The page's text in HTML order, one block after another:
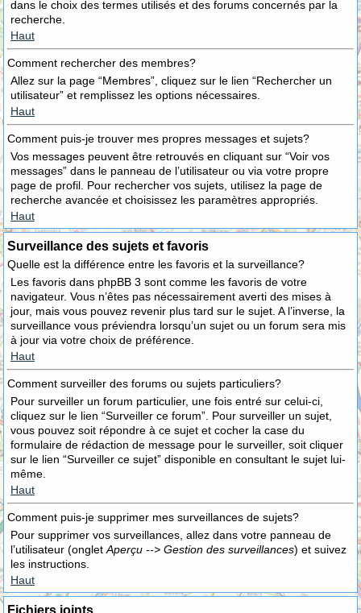
dans le choix des termes utilisés et des forums concernés par la
recherche.
Haut
Comment rechercher des membres?
Allez sur la page “Membres”, cliquez sur le lien “Rechercher un
utilisateur” et remplissez les options nécessaires.
Haut
Comment puis-je trouver mes propres messages et sujets?
Vos messages peuvent être retrouvés en cliquant sur “Voir vos
messages” dans le panneau de l’utilisateur ou via votre propre
page de profil. Pour rechercher vos sujets, utilisez la page de
recherche avancée et choisissez les paramètres appropriés.
Haut
Surveillance des sujets et favoris
Quelle est la différence entre les favoris et la surveillance?
Les favoris dans phpBB 3 sont comme les favoris de votre
navigateur. Vous n’êtes pas nécessairement averti des mises à
jour, mais vous pouvez revenir plus tard sur le sujet. A l’inverse, la
surveillance vous préviendra lorsqu’un sujet ou un forum sera mis
à jour via votre choix de préférence.
Haut
Comment surveiller des forums ou sujets particuliers?
Pour surveiller un forum particulier, une fois entré sur celui-ci,
cliquez sur le lien “Surveiller ce forum”. Pour surveiller un sujet,
vous pouvez soit répondre à ce sujet et cocher la case du
formulaire de rédaction de message pour le surveiller, soit cliquer
sur le lien “Surveiller ce sujet” disponible en consultant le sujet lui-
même.
Haut
Comment puis-je supprimer mes surveillances de sujets?
Pour supprimer vos surveillances, allez dans votre panneau de
l’utilisateur (onglet Aperçu --> Gestion des surveillances) et suivez
les instructions.
Haut
Fichiers joints